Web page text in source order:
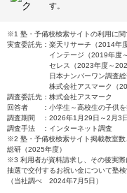
す。
※1 塾・予備校検索サイトの利用に
実査委託先：楽天リサーチ（2014年
インテージ（2019年度
セレス（2023年度～
日本ナンバーワン調査
株式会社アスマーク（
調査委託先：株式会社アスマーク
回答者 ：小学生～高校生の子供を
調査期間 ：2026年1月29日～2月3日
調査手法 ：インターネット調査
※2 塾・予備校検索サイト掲載教室
総研（2025年度）
※3 利用者が資料請求し、その後実
抽選で交付するお祝い金について塾
（当社調べ 2024年7月5日）